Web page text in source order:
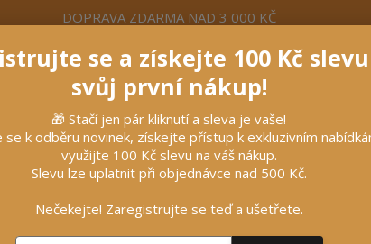
DOPRAVA ZDARMA NAD 3 000 KČ
Více Nevíte si rady? Zavolejte. +420
Vybavení stájí
se a získejte 100 Kč
svůj první nákup!
🎁 Stačí jen pár kliknutí a sleva je vaše!
se k odběru novinek, získejte přístup k exkluzivním
využijte 100 Kč slevu na váš nákup.
Slevu lze uplatnit při objednávce nad 500 Kč.
Nečekejte! Zaregistrujte se teď a ušetřete.